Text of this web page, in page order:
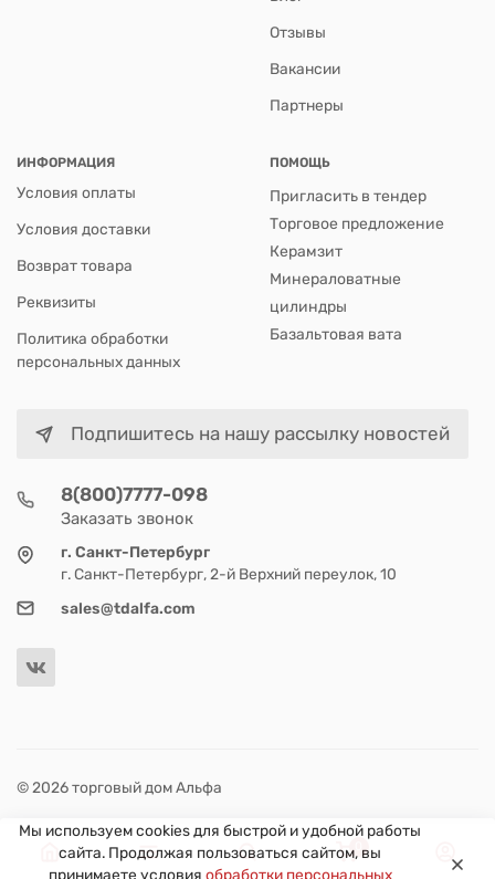
Отзывы
Вакансии
Партнеры
ИНФОРМАЦИЯ
Условия оплаты
Условия доставки
Возврат товара
Реквизиты
Политика обработки
персональных данных
ПОМОЩЬ
Пригласить в тендер
Торговое предложение
Керамзит
Минераловатные
цилиндры
Базальтовая вата
Подпишитесь на нашу рассылку новостей
8(800)7777-098
Заказать звонок
г. Санкт-Петербург
г. Санкт-Петербург, 2-й Верхний переулок, 10
sales@tdalfa.com
© 2026 торговый дом Альфа
Мы используем cookies для быстрой и удобной работы
сайта. Продолжая пользоваться сайтом, вы
принимаете условия обработки персональных
0